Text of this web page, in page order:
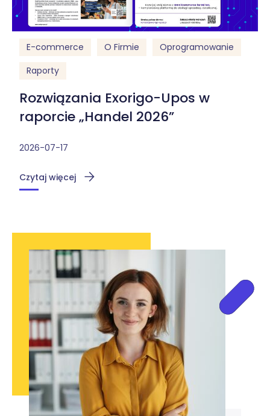
E-commerce O Firmie
Oprogramowanie
Raporty
Rozwiązania Exorigo-Upos w
raporcie „Handel 2026”
2026-07-17
Czytaj więcej